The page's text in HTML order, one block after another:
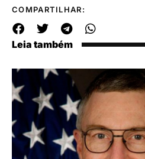
COMPARTILHAR:
Leia também